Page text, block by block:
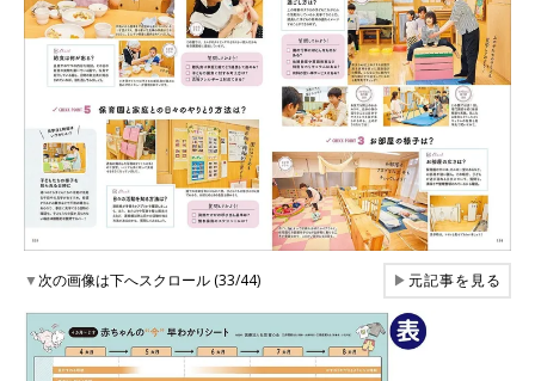
▼次の画像は下へスクロール (33/44) ▶元記事を見る